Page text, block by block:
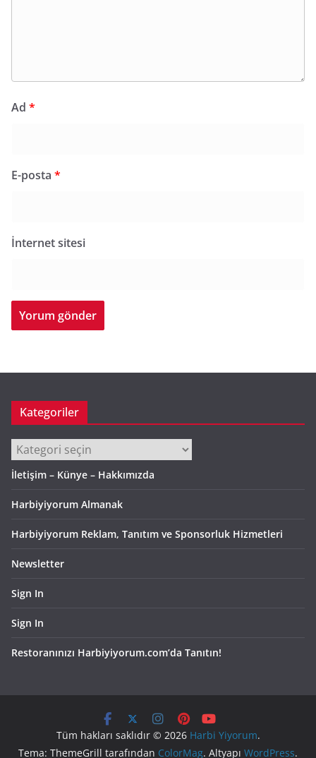
Ad *
E-posta *
İnternet sitesi
Kategoriler
Kategoriler
İletişim – Künye – Hakkımızda
Harbiyiyorum Almanak
Harbiyiyorum Reklam, Tanıtım ve Sponsorluk Hizmetleri
Newsletter
Sign In
Sign In
Restoranınızı Harbiyiyorum.com’da Tanıtın!
Tüm hakları saklıdır © 2026 Harbi Yiyorum.
Tema: ThemeGrill tarafından ColorMag. Altyapı WordPress.